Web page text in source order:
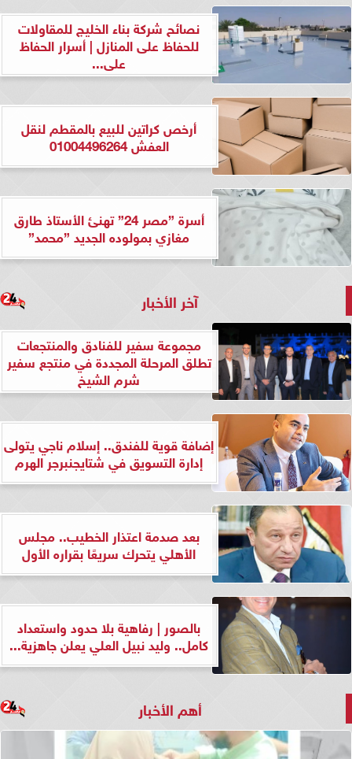
نصائح شركة بناء الخليج للمقاولات
للحفاظ على المنازل | أسرار الحفاظ
على...
أرخص كراتين للبيع بالمقطم لنقل
العفش 01004496264
أسرة ”مصر 24” تهنئ الأستاذ طارق
مغازي بمولوده الجديد ”محمد”
آخر الأخبار
مجموعة سفير للفنادق والمنتجعات
تطلق المرحلة المجددة في منتجع سفير
شرم الشيخ
إضافة قوية للفندق.. إسلام ناجي يتولى
إدارة التسويق في شتايجنبرجر الهرم
بعد صدمة اعتذار الخطيب.. مجلس
الأهلي يتحرك سريعًا بقراره الأول
بالصور | رفاهية بلا حدود واستعداد
كامل.. وليد نبيل العلي يعلن جاهزية...
أهم الأخبار